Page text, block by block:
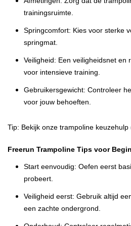
trainingsruimte.
Springcomfort: Kies voor sterke
springmat.
Veiligheid: Een veiligheidsnet en
voor intensieve training.
Gebruikersgewicht: Controleer
voor jouw behoeften.
Tip: Bekijk onze trampoline keuzehulp
Freerun Trampoline Tips voor
Start eenvoudig: Oefen eerst
probeert.
Veiligheid eerst: Gebruik altijd
een zachte ondergrond.